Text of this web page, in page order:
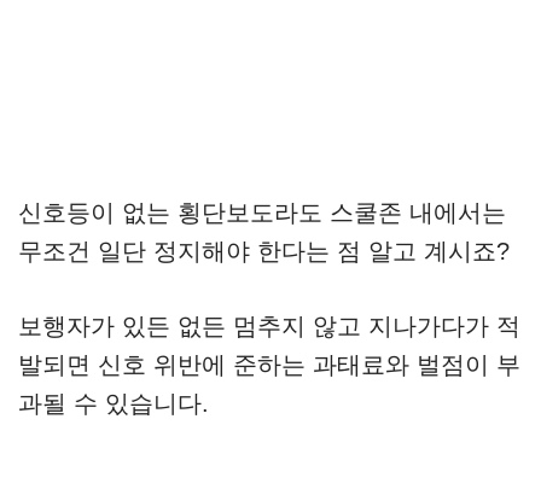
신호등이 없는 횡단보도라도 스쿨존 내에서는
무조건 일단 정지해야 한다는 점 알고 계시죠?
보행자가 있든 없든 멈추지 않고 지나가다가 적
발되면 신호 위반에 준하는 과태료와 벌점이 부
과될 수 있습니다.